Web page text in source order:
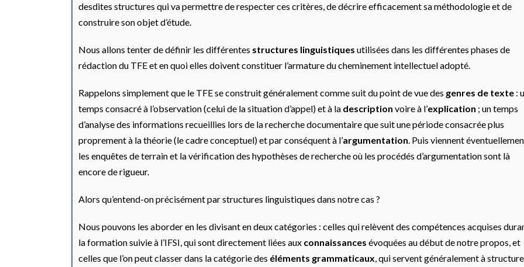
desdites structures qui va permettre de respecter ces critères, de décrire efficacement sa méthodologie et de
construire son objet d’étude.
Nous allons tenter de définir les différentes structures linguistiques utilisées dans les différentes phases de
rédaction du TFE et en quoi elles doivent constituer l’armature du cheminement intellectuel adopté.
Rappelons simplement que le TFE se construit généralement comme suit du point de vue des genres de texte :
temps consacré à l’observation (celui de la situation d’appel) et à la description voire à l’explication ; un temps
d’analyse des informations recueillies lors de la recherche documentaire que suit une période consacrée plus
proprement à la théorie (le cadre conceptuel) et par conséquent à l’argumentation. Puis viennent
les enquêtes de terrain et la vérification des hypothèses de recherche où les procédés d’argumentation sont là
encore de rigueur.
Alors qu’entend-on précisément par structures linguistiques dans notre cas ?
Nous pouvons les aborder en les divisant en deux catégories : celles qui relèvent des compétences acquises
la formation suivie à l’IFSI, qui sont directement liées aux connaissances évoquées au début de notre propos, et
celles que l’on peut classer dans la catégorie des éléments grammaticaux, qui servent généralement à